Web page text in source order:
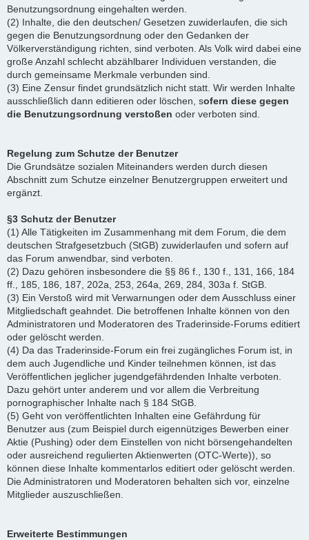
Benutzungsordnung eingehalten werden.
(2) Inhalte, die den deutschen/ Gesetzen zuwiderlaufen, die sich
gegen die Benutzungsordnung oder den Gedanken der
Völkerverständigung richten, sind verboten. Als Volk wird dabei eine
große Anzahl schlecht abzählbarer Individuen verstanden, die
durch gemeinsame Merkmale verbunden sind.
(3) Eine Zensur findet grundsätzlich nicht statt. Wir werden Inhalte
ausschließlich dann editieren oder löschen, sofern diese gegen
die Benutzungsordnung verstoßen oder verboten sind.
Regelung zum Schutze der Benutzer
Die Grundsätze sozialen Miteinanders werden durch diesen
Abschnitt zum Schutze einzelner Benutzergruppen erweitert und
ergänzt.
§3 Schutz der Benutzer
(1) Alle Tätigkeiten im Zusammenhang mit dem Forum, die dem
deutschen Strafgesetzbuch (StGB) zuwiderlaufen und sofern auf
das Forum anwendbar, sind verboten.
(2) Dazu gehören insbesondere die §§ 86 f., 130 f., 131, 166, 184
ff., 185, 186, 187, 202a, 253, 264a, 269, 284, 303a f. StGB.
(3) Ein Verstoß wird mit Verwarnungen oder dem Ausschluss einer
Mitgliedschaft geahndet. Die betroffenen Inhalte können von den
Administratoren und Moderatoren des Traderinside-Forums editiert
oder gelöscht werden.
(4) Da das Traderinside-Forum ein frei zugängliches Forum ist, in
dem auch Jugendliche und Kinder teilnehmen können, ist das
Veröffentlichen jeglicher jugendgefährdenden Inhalte verboten.
Dazu gehört unter anderem und vor allem die Verbreitung
pornographischer Inhalte nach § 184 StGB.
(5) Geht von veröffentlichten Inhalten eine Gefährdung für
Benutzer aus (zum Beispiel durch eigennütziges Bewerben einer
Aktie (Pushing) oder dem Einstellen von nicht börsengehandelten
oder ausreichend regulierten Aktienwerten (OTC-Werte)), so
können diese Inhalte kommentarlos editiert oder gelöscht werden.
Die Administratoren und Moderatoren behalten sich vor, einzelne
Mitglieder auszuschließen.
Erweiterte Bestimmungen